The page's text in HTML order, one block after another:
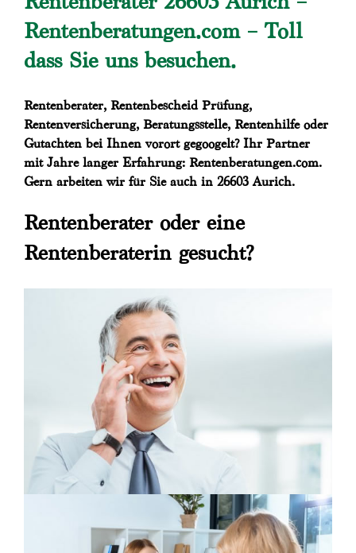
Rentenberatungen.com – Toll
dass Sie uns besuchen.
Rentenberater, Rentenbescheid Prüfung,
Rentenversicherung, Beratungsstelle, Rentenhilfe oder
Gutachten bei Ihnen vorort gegoogelt? Ihr Partner
mit Jahre langer Erfahrung: Rentenberatungen.com.
Gern arbeiten wir für Sie auch in 26603 Aurich.
Rentenberater oder eine
Rentenberaterin gesucht?